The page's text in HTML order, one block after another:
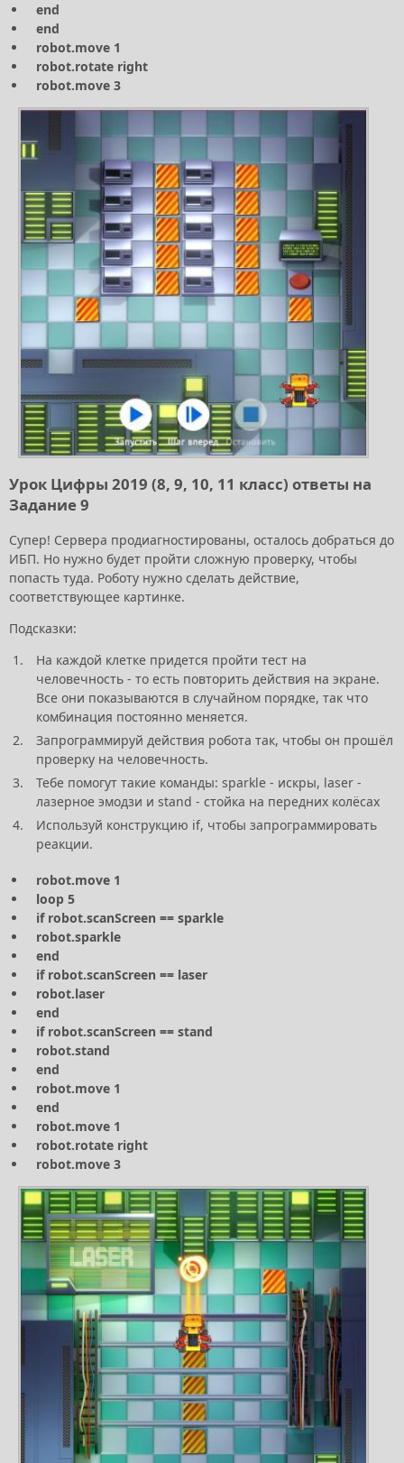
end
end
robot.move 1
robot.rotate right
robot.move 3
Урок Цифры 2019 (8, 9, 10, 11 класс) ответы на
Задание 9
Супер! Сервера продиагностированы, осталось добраться до
ИБП. Но нужно будет пройти сложную проверку, чтобы
попасть туда. Роботу нужно сделать действие,
соответствующее картинке.
Подсказки:
На каждой клетке придется пройти тест на
человечность - то есть повторить действия на экране.
Все они показываются в случайном порядке, так что
комбинация постоянно меняется.
Запрограммируй действия робота так, чтобы он прошёл
проверку на человечность.
Тебе помогут такие команды: sparkle - искры, laser -
лазерное эмодзи и stand - стойка на передних колёсах
Используй конструкцию if, чтобы запрограммировать
реакции.
robot.move 1
loop 5
if robot.scanScreen == sparkle
robot.sparkle
end
if robot.scanScreen == laser
robot.laser
end
if robot.scanScreen == stand
robot.stand
end
robot.move 1
end
robot.move 1
robot.rotate right
robot.move 3